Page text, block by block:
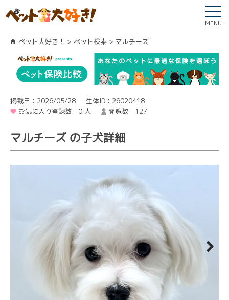
MENU
ペット大好き！ ペット検索 マルチーズ
掲載日：2026/05/28
生体ID：26020418
お気に入り登録数 0 人
閲覧数 127
マルチーズ の子犬詳細